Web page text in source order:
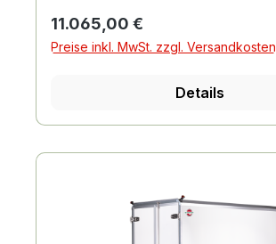
Regulärer Preis:
11.065,00 €
Preise inkl. MwSt. zzgl. Versandkosten
Details